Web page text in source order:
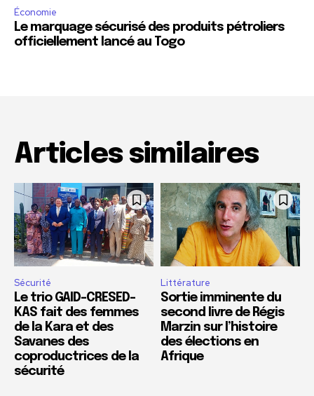
Économie
Le marquage sécurisé des produits pétroliers
officiellement lancé au Togo
Articles similaires
Sécurité
Le trio GAID-CRESED-
KAS fait des femmes
de la Kara et des
Savanes des
coproductrices de la
sécurité
Littérature
Sortie imminente du
second livre de Régis
Marzin sur l’histoire
des élections en
Afrique